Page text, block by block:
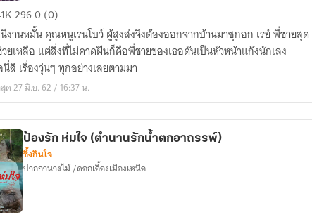
2960 (0)
งานหมั้น คุณหนูเรนโบว์ ผู้สูงส่งจึงต้องออกจากบ้านมาซุกอก เรย์ พี่ชายสุด
ยเหลือ แต่สิ่งที่ไม่คาดฝันก็คือพี่ชายของเธอดันเป็นหัวหน้าแก๊งนักเลง
สิ เรื่องวุ่นๆ ทุกอย่างเลยตามมา
ด 27 มิ.ย. 62 / 16:37 น.
ป้องรัก ห่มใจ (ตำนานรักน้ำตกอาถรรพ์)
ซึ้งกินใจ
ปากกานางไม้ /ดอกเอื้องเมืองเหนือ